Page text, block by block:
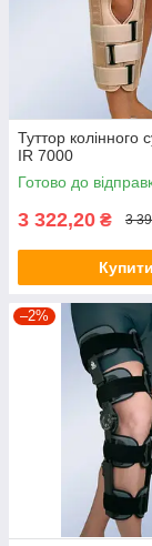
Туттор колінного
IR 7000
Готово до
3 322,20 ₴ 3
Купити
–2%